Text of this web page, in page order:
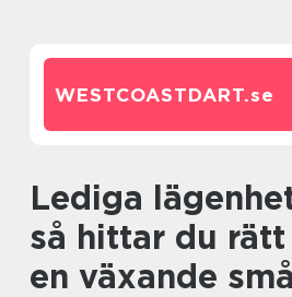
WESTCOASTDART.se
Lediga lägenheter skara
så hittar du
en växande